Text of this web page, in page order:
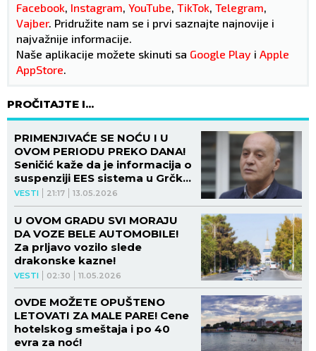
Facebook, Instagram, YouTube, TikTok, Telegram,
Vajber. Pridružite nam se i prvi saznajte najnovije i
najvažnije informacije.
Naše aplikacije možete skinuti sa Google Play i Apple
AppStore.
PROČITAJTE I...
VESTI 21:17 13.05.2026
PRIMENJIVAĆE SE NOĆU I U
OVOM PERIODU PREKO DANA!
Seničić kaže da je informacija o
suspenziji EES sistema u Grčkoj
samo delimično tačna!
VESTI 02:30 11.05.2026
U OVOM GRADU SVI MORAJU
DA VOZE BELE AUTOMOBILE!
Za prljavo vozilo slede
drakonske kazne!
OVDE MOŽETE OPUŠTENO
LETOVATI ZA MALE PARE! Cene
hotelskog smeštaja i po 40
evra za noć!